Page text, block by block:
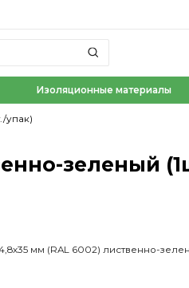
Изоляционные материалы
упак)
зеленый
мм (RAL 6002) лиственно-